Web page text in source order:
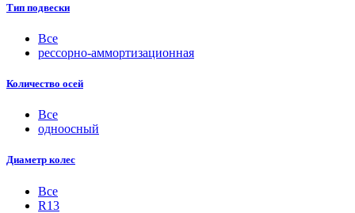
Тип подвески
Все
рессорно-аммортизационная
Количество осей
Все
одноосный
Диаметр колес
Все
R13